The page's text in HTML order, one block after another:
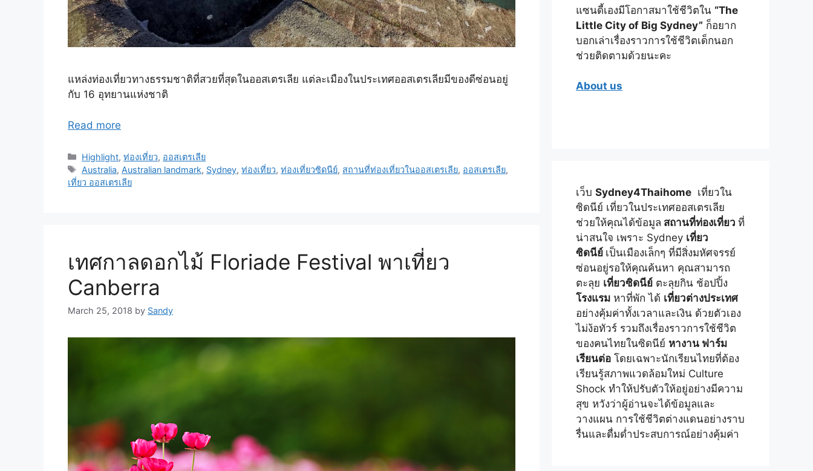
แหล่งท่องเที่ยวทางธรรมชาติที่สวยที่สุดในออสเตรเลีย แต่ละเมืองในประเทศออสเตรเลียมีของดีซ่อนอยู่
กับ 16 อุทยานแห่งชาติ
Read more
Highlight,ท่องเที่ยว, ออสเตรเลีย
Australia, Australian landmark, Sydney,ท่องเที่ยว,ท่องเที่ยวซิดนีย์, สถานที่ท่องเที่ยวในออสเตรเลีย, ออสเตรเลีย,
เที่ยว ออสเตรเลีย
เทศกาลดอกไม้ Floriade Festival พาเที่ยว
Canberra
March 25, 2018 by Sandy
แซนดี้เองมีโอกาสมาใช้ชีวิตใน “The
Little City of Big Sydney” ก็อยาก
บอกเล่าเรื่องราวการใช้ชีวิตเด็กนอก
ช่วยติดตามด้วยนะคะ
About us
เว็บ Sydney4Thaihome เที่ยวใน
ซิดนีย์ เที่ยวในประเทศออสเตรเลีย
ช่วยให้คุณได้ข้อมูล สถานที่ท่องเที่ยว ที่
น่าสนใจ เพราะ Sydney เที่ยว
ซิดนีย์ เป็นเมืองเล็กๆ ที่มีสิ่งมหัศจรรย์
ซ่อนอยู่รอให้คุณค้นหา คุณสามารถ
ตะลุย เที่ยวซิดนีย์ ตะลุยกิน ช้อปปิ้ง
โรงแรม หาที่พัก ได้ เที่ยวต่างประเทศ
อย่างคุ้มค่าทั้งเวลาและเงิน ด้วยตัวเอง
ไม่ง้อทัวร์ รวมถึงเรื่องราวการใช้ชีวิต
ของคนไทยในซิดนีย์ หางาน ฟาร์ม
เรียนต่อ โดยเฉพาะนักเรียนไทยที่ต้อง
เรียนรู้สภาพแวดล้อมใหม่ Culture
Shock ทำให้ปรับตัวให้อยู่อย่างมีความ
สุข หวังว่าผู้อ่านจะได้ข้อมูลและ
วางแผน การใช้ชีวิตต่างแดนอย่างราบ
รื่นและดื่มด่ำประสบการณ์อย่างคุ้มค่า